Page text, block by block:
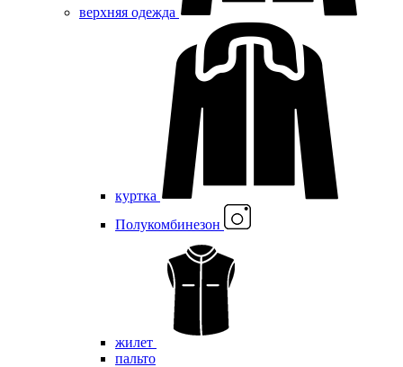
верхняя одежда
куртка
Полукомбинезон
жилет
пальто